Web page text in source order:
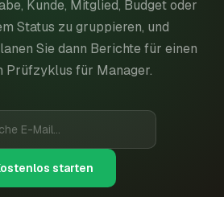
Kunde, Mitglied, Budget oder
Status zu gruppieren, und
Sie dann Berichte für einen
Prüfzyklus für Manager.
starten